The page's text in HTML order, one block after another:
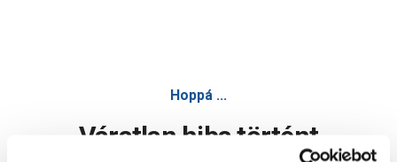
Hoppá ...
Váratlan hiba történt